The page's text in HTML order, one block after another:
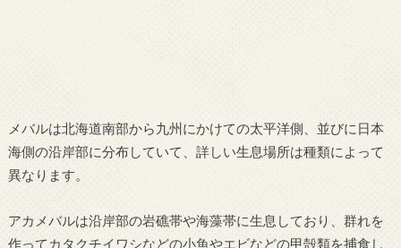
メバルは北海道南部から九州にかけての太平洋側、並びに日本
海側の沿岸部に分布していて、詳しい生息場所は種類によって
異なります。
アカメバルは沿岸部の岩礁帯や海藻帯に生息しており、群れを
作ってカタクチイワシなどの小魚やエビなどの甲殻類を捕食し